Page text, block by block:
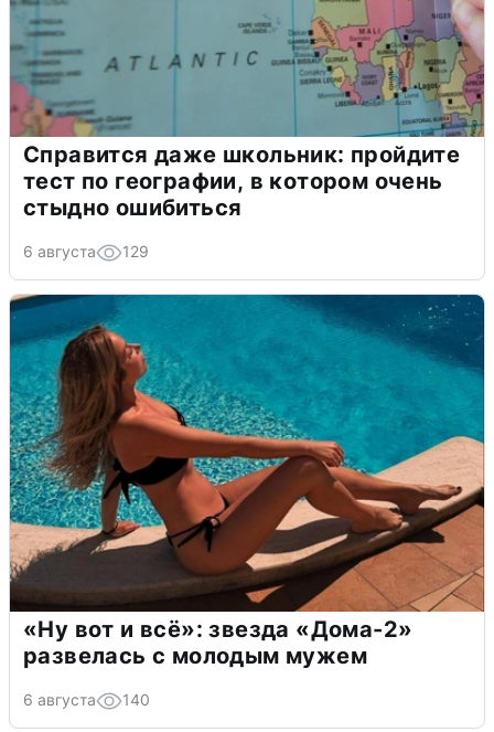
Справится даже школьник: пройдите
тест по географии, в котором очень
стыдно ошибиться
6 августа 129
«Ну вот и всё»: звезда «Дома-2»
развелась с молодым мужем
6 августа 140